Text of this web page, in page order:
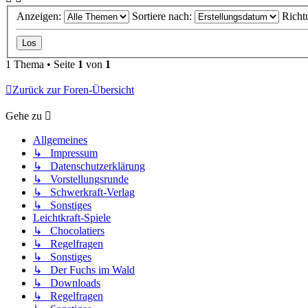
Anzeigen: Sortiere nach:
1 Thema • Seite 1 von 1
Zurück zur Foren-Übersicht
Gehe zu
Allgemeines
↳ Impressum
↳ Datenschutzerklärung
↳ Vorstellungsrunde
↳ Schwerkraft-Verlag
↳ Sonstiges
Leichtkraft-Spiele
↳ Chocolatiers
↳ Regelfragen
↳ Sonstiges
↳ Der Fuchs im Wald
↳ Downloads
↳ Regelfragen